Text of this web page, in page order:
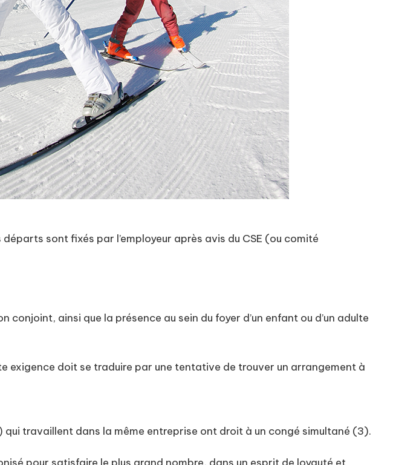
sont fixés par l’employeur après avis du CSE (ou comité
ainsi que la présence au sein du foyer d’un enfant ou d’un adulte
exigence doit se traduire par une tentative de trouver un arrangement à
travaillent dans la même entreprise ont droit à un congé simultané (3).